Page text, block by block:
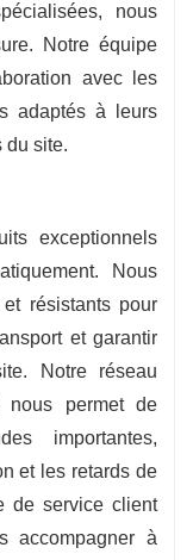
nous
Notre équipe
avec les
adaptés à leurs
du site.
exceptionnels
Nous
résistants pour
et garantir
Notre réseau
nous permet de
importantes,
et les retards de
de service client
accompagner à